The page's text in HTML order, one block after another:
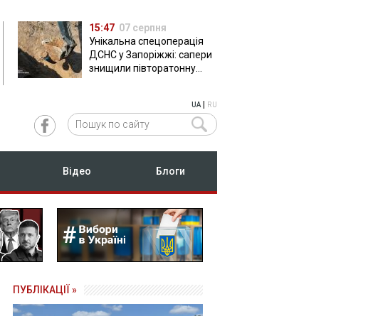
15:47 07 серпня
Унікальна спецоперація
ДСНС у Запоріжжі: сапери
знищили півторатонну
UA| RU
Відео Блоги
ПУБЛІКАЦІЇ »